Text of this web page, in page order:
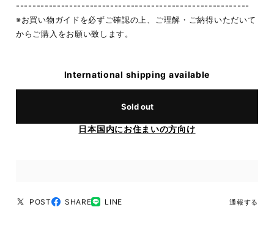
---------------------------------------------------------
※お買い物ガイドを必ずご確認の上、ご理解・ご納得いただいて
からご購入をお願い致します。
International shipping available
Sold out
日本国内にお住まいの方向け
POST SHARE LINE 通報する